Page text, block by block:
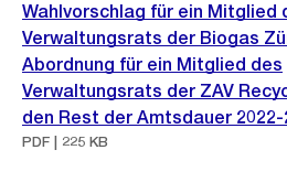
Wahlvorschlag für ein Mitglied
Verwaltungsrats der Biogas
Abordnung für ein Mitglied des
Verwaltungsrats der ZAV
den Rest der Amtsdauer 2022-
PDF | 225 KB